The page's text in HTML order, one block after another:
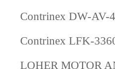
Contrinex DW-AV-
Contrinex LFK-
LOHER MOTOR